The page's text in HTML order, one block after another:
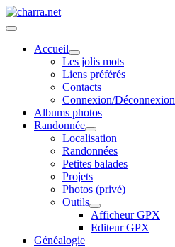
Accueil
Les jolis mots
Liens préférés
Contacts
Connexion/Déconnexion
Albums photos
Randonnée
Localisation
Randonnées
Petites balades
Projets
Photos (privé)
Outils
Afficheur GPX
Editeur GPX
Généalogie